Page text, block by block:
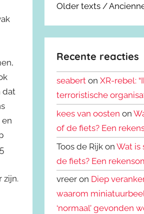
dat
en
zijn.
Older texts /
Recente reacties
seabert onXR-rebel:
terroristische
kees van oosten on
of de fiets? Een
Toos de Rijk onWat is
de fiets? Een
vreer on Diep
waarom
‘normaal’ gevonden